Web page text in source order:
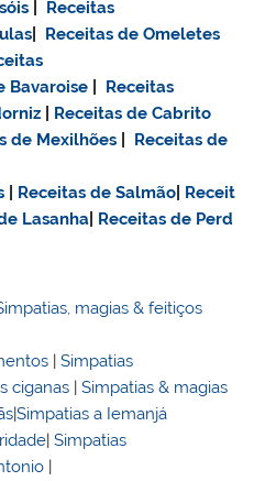
Receitas
Receitas de Omeletes
Bavaroise
Receitas
Receitas de Cabrito
de Mexilhões
Receitas de
Receitas de Salmão
Receit
Lasanha
Receitas de Perd
magias & feitiços
|Simpatias
ciganas |Simpatias & magias
|Simpatias a Iemanjá
|Simpatias
|